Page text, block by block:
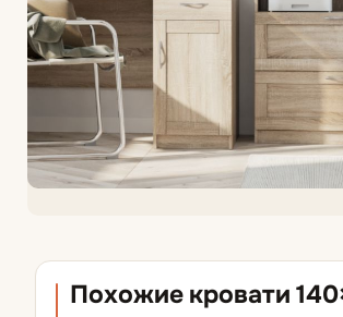
Похожие кровати